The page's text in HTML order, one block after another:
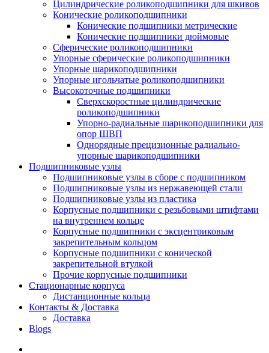
Цилиндрические роликоподшипники для шкивов
Конические роликоподшипники
Конические подшипники метрические
Конические подшипники дюймовые
Сферические роликоподшипники
Упорные сферические роликоподшипники
Упорные шарикоподшипники
Упорные игольчатые роликоподшипники
Высокоточные подшипники
Сверхскоростные цилиндрические
роликоподшипники
Упорно-радиальные шарикоподшипники для
опор ШВП
Однорядные прецизионные радиально-
упорные шарикоподшипники
Подшипниковые узлы
Подшипниковые узлы в сборе с подшипником
Подшипниковые узлы из нержавеющей стали
Подшипниковые узлы из пластика
Корпусные подшипники с резьбовыми штифтами
на внутреннем кольце
Корпусные подшипники с эксцентриковым
закрепительным кольцом
Корпусные подшипники с конической
закрепительной втулкой
Прочие корпусные подшипники
Стационарные корпуса
Дистанционные кольца
Контакты & Доставка
Доставка
Blogs